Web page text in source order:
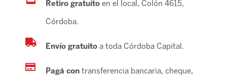
Retiro gratuito en el local, Colón 4615,
Córdoba.
Envío gratuitoa toda Córdoba Capital.
Pagá contransferencia bancaria, cheque,